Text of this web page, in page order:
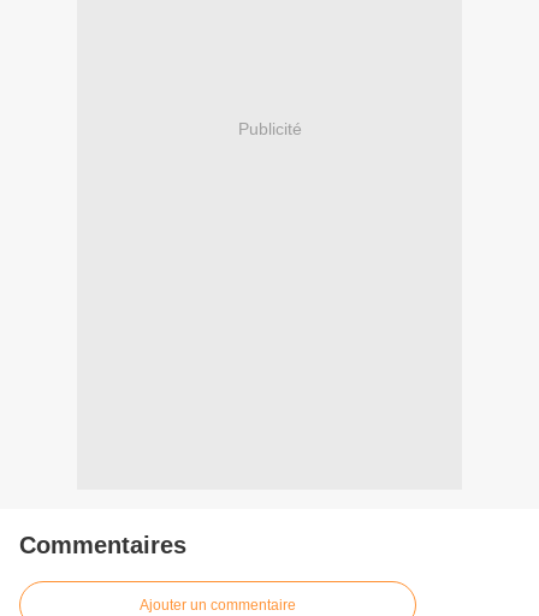
Publicité
Commentaires
Ajouter un commentaire